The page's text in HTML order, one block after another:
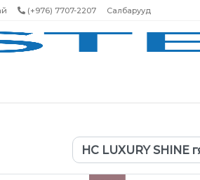
(+976) 7707-2207 Салбарууд